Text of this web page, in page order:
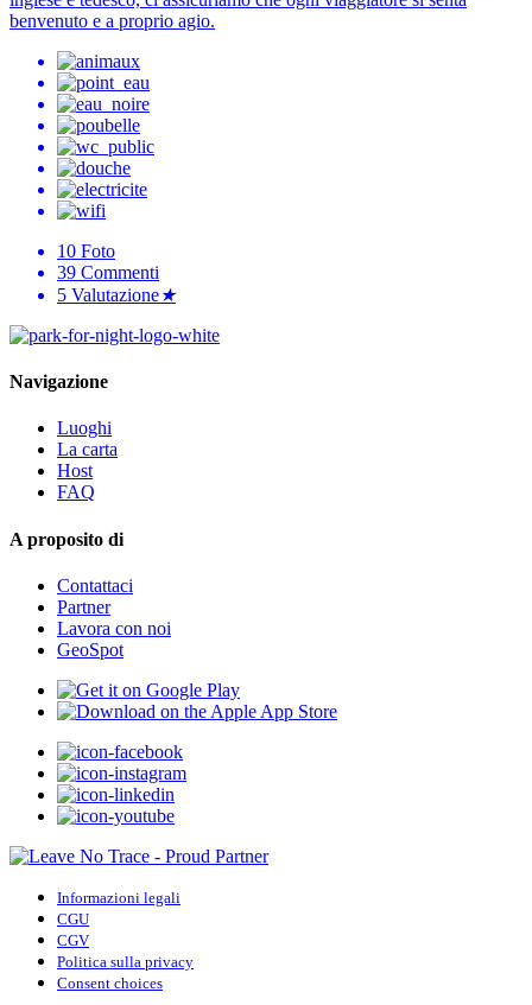
benvenuto e a proprio agio.
10 Foto
39 Commenti
5 Valutazione★
Navigazione
Luoghi
La carta
Host
FAQ
A proposito di
Contattaci
Partner
Lavora con noi
GeoSpot
Informazioni legali
CGU
CGV
Politica sulla privacy
Consent choices